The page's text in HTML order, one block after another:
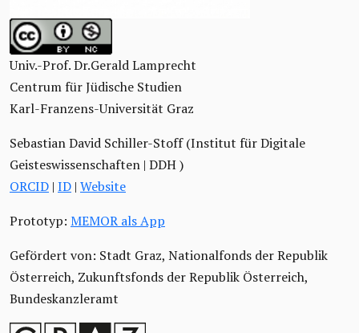
Univ.-Prof. Dr.Gerald Lamprecht
Centrum für Jüdische Studien
Karl-Franzens-Universität Graz
Sebastian David Schiller-Stoff (Institut für Digitale
Geisteswissenschaften | DDH )
ORCID | ID | Website
Prototyp: MEMOR als App
Gefördert von: Stadt Graz, Nationalfonds der Republik
Österreich, Zukunftsfonds der Republik Österreich,
Bundeskanzleramt